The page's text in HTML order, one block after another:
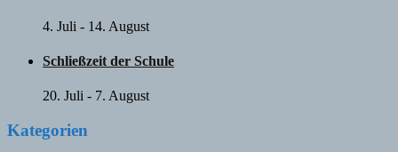
4. Juli - 14. August
Schließzeit der Schule
20. Juli - 7. August
Kategorien